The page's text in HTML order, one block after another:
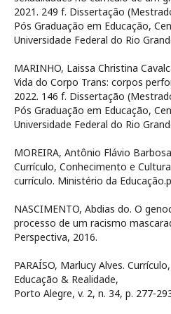
2021. 249 f. Dissertação
Pós Graduação em Educação,
Universidade Federal do Rio
MARINHO, Laissa Christina
Vida do Corpo Trans: corpos
2022. 146 f. Dissertação
Pós Graduação em Educação,
Universidade Federal do Rio
MOREIRA, Antônio Flávio
Currículo, Conhecimento e
currículo. Ministério da
NASCIMENTO, Abdias do. O
processo de um racismo
Perspectiva, 2016.
PARAÍSO, Marlucy Alves.
Educação & Realidade,
Porto Alegre, v. 2, n. 34, p. 277-